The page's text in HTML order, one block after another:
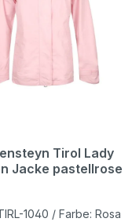
Sternen
Tirol Lady
Jacke pastellrose
1040 / Farbe: Rosa